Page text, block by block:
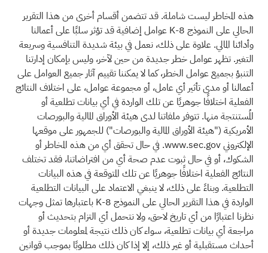
هذه المخاطر ليست شاملة. قد تتضمن أقسام أخرى من هذا التقرير
الحالي على النموذج 8-K عوامل إضافية قد تؤثر سلبًا على أعمالنا
وأدائنا المالي. علاوة على ذلك، نعمل في بيئة شديدة التنافسية وسريعة
التغير. تظهر عوامل خطر جديدة من حين لآخر، وليس بإمكان إدارتنا
التنبؤ بجميع عوامل الخطر، كما لا يمكننا تقييم آثار جميع العوامل على
أعمالنا أو مدى تأثير أي عامل، أو مجموعة عوامل، على اختلاف النتائج
الفعلية اختلافًا جوهريًا عن تلك الواردة في أي بيانات تطلعية أو
المُستنتجة منها. تتوفر ملفاتنا لدى هيئة الأوراق المالية والبورصات
الأمريكية ("هيئة الأوراق المالية والبورصات") للجمهور على موقعها
الإلكتروني www.sec.gov. في حال تحقق أي من هذه المخاطر أو
الشكوك، أو في حال ثبوت عدم صحة أي من افتراضاتنا، فقد تختلف
النتائج الفعلية اختلافًا جوهريًا عن تلك المتوقعة في هذه البيانات
التطلعية. وبناءً على ذلك، لا ينبغي الاعتماد على البيانات التطلعية
الواردة في هذا التقرير الحالي على النموذج 8-K باعتبارها تمثل وجهات
نظرنا اعتبارًا من أي تاريخ لاحق، ولا نتحمل أي التزام بتحديث أو
مراجعة أي بيانات تطلعية، سواء كان ذلك نتيجة لمعلومات جديدة أو
أحداث مستقبلية أو غير ذلك، إلا إذا كان ذلك مطلوبًا بموجب قوانين